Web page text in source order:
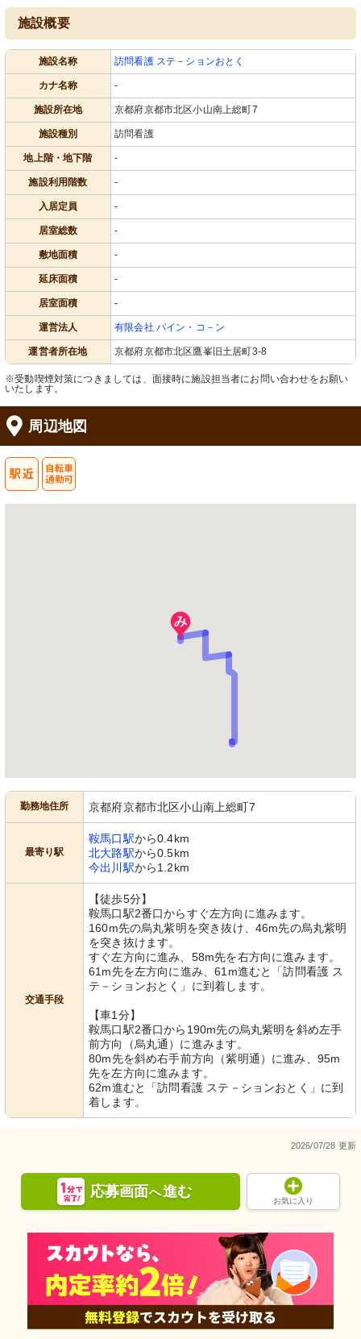
施設概要
施設名称 訪問看護 ステ－ションおとく
カナ名称 -
施設所在地 京都府京都市北区小山南上総町7
施設種別 訪問看護
地上階・地下階 -
施設利用階数 -
入居定員 -
居室総数 -
敷地面積 -
延床面積 -
居室面積 -
運営法人 有限会社 パイン・コ－ン
運営者所在地 京都府京都市北区鷹峯旧土居町3-8
※受動喫煙対策につきましては、面接時に施設担当者にお問い合わせをお願い
いたします。
周辺地図
勤務地住所 京都府京都市北区小山南上総町7
最寄り駅
鞍馬口駅から0.4km
北大路駅から0.5km
今出川駅から1.2km
交通手段
【徒歩5分】
鞍馬口駅2番口からすぐ左方向に進みます。
160m先の烏丸紫明を突き抜け、46m先の烏丸紫明
を突き抜けます。
すぐ左方向に進み、58m先を右方向に進みます。
61m先を左方向に進み、61m進むと「訪問看護 ス
テ－ションおとく」に到着します。
【車1分】
鞍馬口駅2番口から190m先の烏丸紫明を斜め左手
前方向（烏丸通）に進みます。
80m先を斜め右手前方向（紫明通）に進み、95m
先を左方向に進みます。
62m進むと「訪問看護 ステ－ションおとく」に到
着します。
2026/07/28 更新
応募画面へ進む
お気に入り